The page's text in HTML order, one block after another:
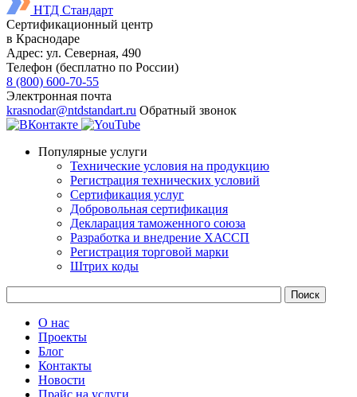
НТД Стандарт
Сертификационный центр
в Краснодаре
Адрес: ул. ​​​​​​Северная, 490
Телефон (бесплатно по России)
8 (800) 600-70-55
Электронная почта
krasnodar@ntdstandart.ru Обратный звонок
Популярные услуги
Технические условия на продукцию
Регистрация технических условий
Сертификация услуг
Добровольная сертификация
Декларация таможенного союза
Разработка и внедрение ХАССП
Регистрация торговой марки
Штрих коды
О нас
Проекты
Блог
Контакты
Новости
Прайс на услуги